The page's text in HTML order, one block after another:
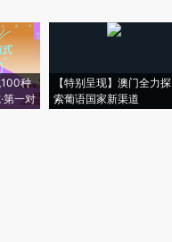
100种
第一对
【特别呈现】澳门全力探
索葡语国家新渠道